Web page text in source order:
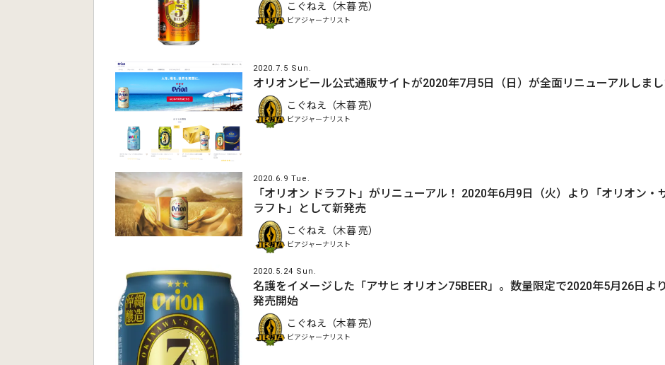
こぐねえ（木暮 亮）
ビアジャーナリスト
2020.7.5 Sun.
オリオンビール公式通販サイトが2020年7月5日（日）が全面リニューアルしま
こぐねえ（木暮 亮）
ビアジャーナリスト
2020.6.9 Tue.
「オリオン ドラフト」がリニューアル！ 2020年6月9日（火）より「オリオン・
ラフト」として新発売
こぐねえ（木暮 亮）
ビアジャーナリスト
2020.5.24 Sun.
名護をイメージした「アサヒ オリオン75BEER」。数量限定で2020年5月26日よ
発売開始
こぐねえ（木暮 亮）
ビアジャーナリスト